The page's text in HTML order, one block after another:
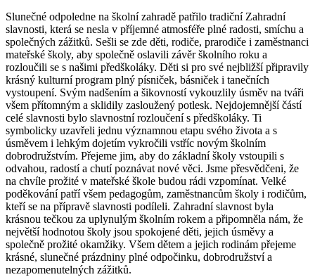
Slunečné odpoledne na školní zahradě patřilo tradiční Zahradní
slavnosti, která se nesla v příjemné atmosféře plné radosti, smíchu a
společných zážitků. Sešli se zde děti, rodiče, prarodiče i zaměstnanci
mateřské školy, aby společně oslavili závěr školního roku a
rozloučili se s našimi předškoláky. Děti si pro své nejbližší připravily
krásný kulturní program plný písniček, básniček i tanečních
vystoupení. Svým nadšením a šikovností vykouzlily úsměv na tváři
všem přítomným a sklidily zasloužený potlesk. Nejdojemnější částí
celé slavnosti bylo slavnostní rozloučení s předškoláky. Ti
symbolicky uzavřeli jednu významnou etapu svého života a s
úsměvem i lehkým dojetím vykročili vstříc novým školním
dobrodružstvím. Přejeme jim, aby do základní školy vstoupili s
odvahou, radostí a chutí poznávat nové věci. Jsme přesvědčeni, že
na chvíle prožité v mateřské škole budou rádi vzpomínat. Velké
poděkování patří všem pedagogům, zaměstnancům školy i rodičům,
kteří se na přípravě slavnosti podíleli. Zahradní slavnost byla
krásnou tečkou za uplynulým školním rokem a připomněla nám, že
největší hodnotou školy jsou spokojené děti, jejich úsměvy a
společně prožité okamžiky. Všem dětem a jejich rodinám přejeme
krásné, slunečné prázdniny plné odpočinku, dobrodružství a
nezapomenutelných zážitků.